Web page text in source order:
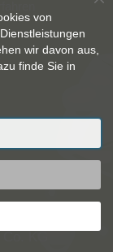
von
wir davon aus,
finde Sie in